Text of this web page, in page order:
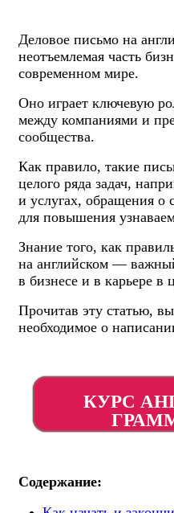
Деловое письмо на
неотъемлемая часть
современном мире.
Оно играет ключевую
между компаниями и
сообщества.
Как правило, такие
целого ряда задач,
и услугах, обращения о
для повышения
Знание того, как
на английском —
в бизнесе и в карьере в
Прочитав эту статью, вы
необходимое о
КУРС
Содержание: